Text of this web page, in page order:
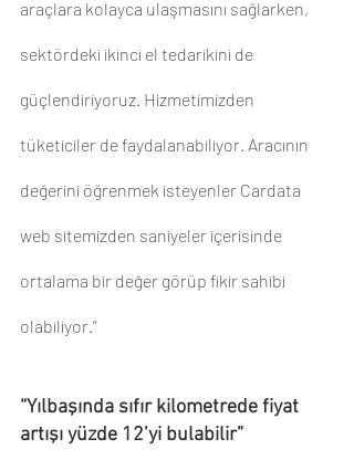
araçlara kolayca ulaşmasını sağlarken,
sektördeki ikinci el tedarikini de
güçlendiriyoruz. Hizmetimizden
tüketiciler de faydalanabiliyor. Aracının
değerini öğrenmek isteyenler Cardata
web sitemizden saniyeler içerisinde
ortalama bir değer görüp fikir sahibi
olabiliyor.”
“Yılbaşında sıfır kilometrede fiyat
artışı yüzde 12’yi bulabilir”